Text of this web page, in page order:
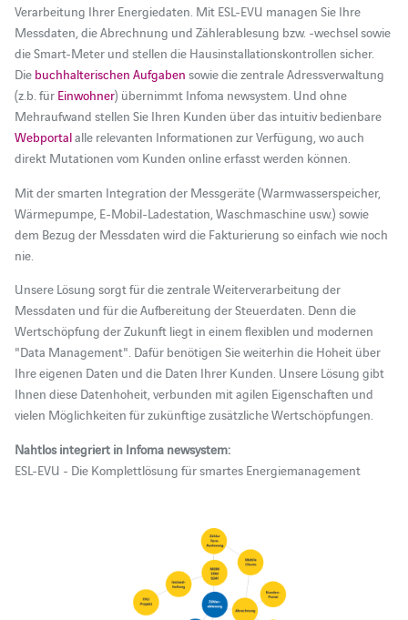
Verarbeitung Ihrer Energiedaten. Mit ESL-EVU managen Sie Ihre
Messdaten, die Abrechnung und Zählerablesung bzw. -wechsel sowie
die Smart-Meter und stellen die Hausinstallationskontrollen sicher.
Die buchhalterischen Aufgaben sowie die zentrale Adressverwaltung
(z.b. für Einwohner) übernimmt Infoma newsystem. Und ohne
Mehraufwand stellen Sie Ihren Kunden über das intuitiv bedienbare
Webportalalle relevanten Informationen zur Verfügung, wo auch
direkt Mutationen vom Kunden online erfasst werden können.
Mit der smarten Integration der Messgeräte (Warmwasserspeicher,
Wärmepumpe, E-Mobil-Ladestation, Waschmaschine usw.) sowie
dem Bezug der Messdaten wird die Fakturierung so einfach wie noch
nie.
Unsere Lösung sorgt für die zentrale Weiterverarbeitung der
Messdaten und für die Aufbereitung der Steuerdaten. Denn die
Wertschöpfung der Zukunft liegt in einem flexiblen und modernen
"Data Management". Dafür benötigen Sie weiterhin die Hoheit über
Ihre eigenen Daten und die Daten Ihrer Kunden. Unsere Lösung gibt
Ihnen diese Datenhoheit, verbunden mit agilen Eigenschaften und
vielen Möglichkeiten für zukünftige zusätzliche Wertschöpfungen.
Nahtlos integriert in Infoma newsystem:
ESL-EVU - Die Komplettlösung für smartes Energiemanagement